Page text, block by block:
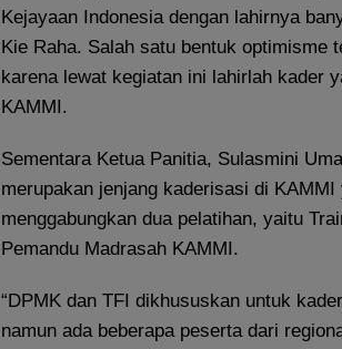
Kejayaan Indonesia dengan lahirnya
Kie Raha. Salah satu bentuk optimisme
karena lewat kegiatan ini lahirlah kader
KAMMI.
Sementara Ketua Panitia, Sulasmini
merupakan jenjang kaderisasi di
menggabungkan dua pelatihan, yaitu
Pemandu Madrasah KAMMI.
“DPMK dan TFI dikhususkan untuk
namun ada beberapa peserta dari